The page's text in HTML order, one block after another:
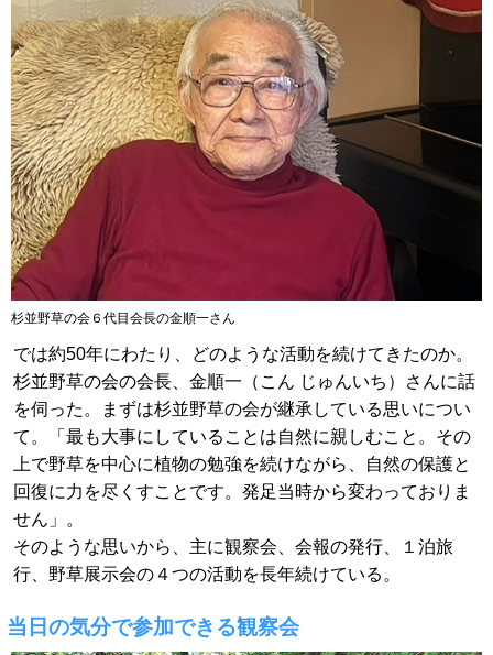
では約50年にわたり、どのような活動を続けてきたのか。
杉並野草の会の会長、金順一（こん じゅんいち）さんに話
を伺った。まずは杉並野草の会が継承している思いについ
て。「最も大事にしていることは自然に親しむこと。その
上で野草を中心に植物の勉強を続けながら、自然の保護と
回復に力を尽くすことです。発足当時から変わっておりま
せん」。
そのような思いから、主に観察会、会報の発行、１泊旅
行、野草展示会の４つの活動を長年続けている。
杉並野草の会６代目会長の金順一さん
当日の気分で参加できる観察会